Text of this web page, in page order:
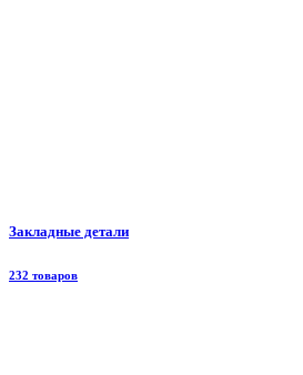
Закладные детали
232 товаров